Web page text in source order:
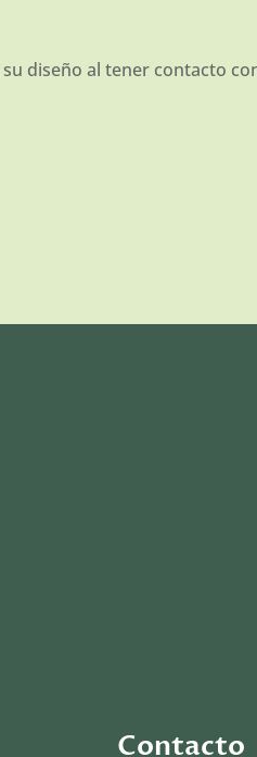
diseño al tener contacto
Contacto